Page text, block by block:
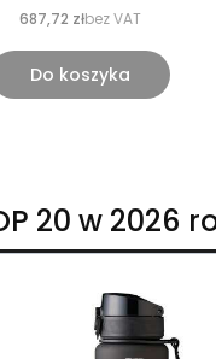
687,72 złbez VAT
Do koszyka
20 w 2026